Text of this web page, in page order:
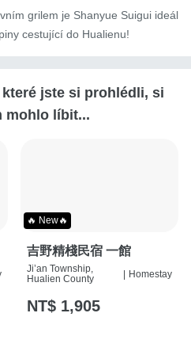
grilem je Shanyue Suigui ideál
cestující do Hualienu!
jste si prohlédli, si
mohlo líbit...
🔥 New🔥
吉野精棧民宿 一館
Ji’an Township,
Hualien County
| Homestay
NT$ 1,905